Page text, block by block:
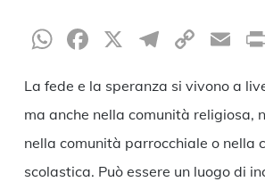
WhatsApp
Facebook
X
La fede e la speranza si vivono a
ma anche nella comunità religiosa,
nella comunità parrocchiale o nella
scolastica. Può essere un luogo di